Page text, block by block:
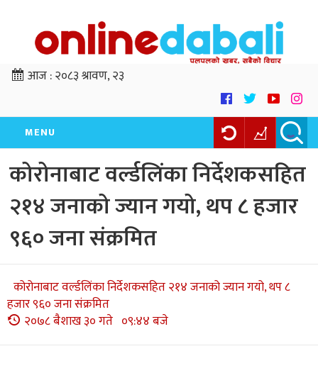
आज :२०८३ श्रावण, २३
MENU
कोरोनाबाट वर्ल्डलिंका निर्देशकसहित
२१४ जनाको ज्यान गयो, थप ८ हजार
९६० जना संक्रमित
कोरोनाबाट वर्ल्डलिंका निर्देशकसहित २१४ जनाको ज्यान गयो, थप ८
हजार ९६० जना संक्रमित
२०७८ बैशाख ३० गते ०९:४४ बजे